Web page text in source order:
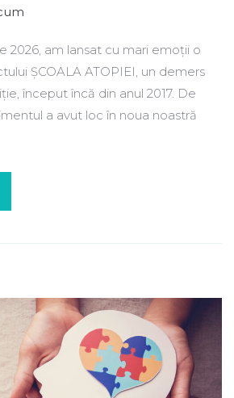
2026, am lansat cu mari emoții o
ȘCOALA ATOPIEI, un demers
început încă din anul 2017. De
a avut loc în noua noastră